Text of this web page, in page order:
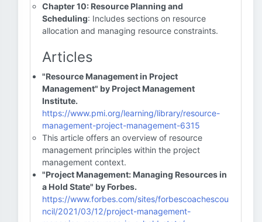
Chapter 10: Resource Planning and
Scheduling: Includes sections on resource
allocation and managing resource constraints.
Articles
"Resource Management in Project
Management" by Project Management
Institute.
https://www.pmi.org/learning/library/resource-
management-project-management-6315
This article offers an overview of resource
management principles within the project
management context.
"Project Management: Managing Resources in
a Hold State" by Forbes.
https://www.forbes.com/sites/forbescoachescou
ncil/2021/03/12/project-management-